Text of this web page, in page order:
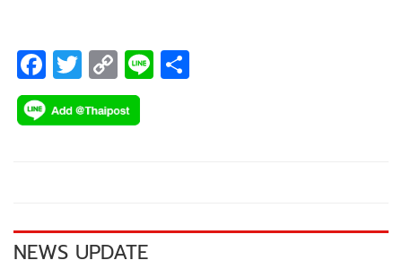
F
ac
e
k
T
wi
tt
C
o
p
k
Li
NEWS UPDATE